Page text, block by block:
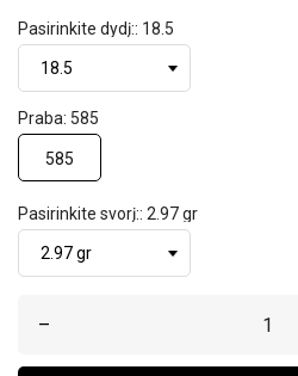
Pasirinkite dydį:: 18.5
Praba: 585
585
Pasirinkite svorį:: 2.97 gr
–